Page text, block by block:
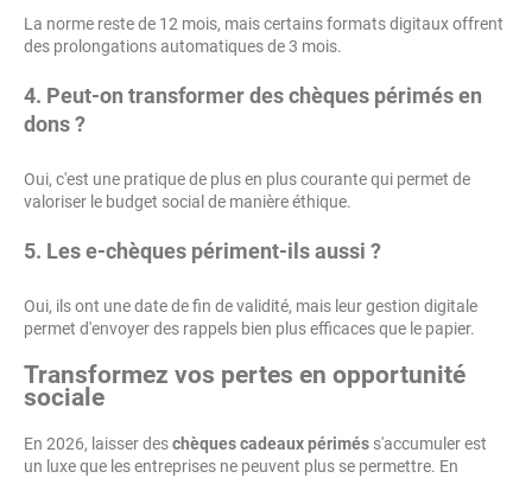
La norme reste de 12 mois, mais certains formats digitaux offrent
des prolongations automatiques de 3 mois.
4. Peut-on transformer des chèques périmés en
dons ?
Oui, c'est une pratique de plus en plus courante qui permet de
valoriser le budget social de manière éthique.
5. Les e-chèques périment-ils aussi ?
Oui, ils ont une date de fin de validité, mais leur gestion digitale
permet d'envoyer des rappels bien plus efficaces que le papier.
Transformez vos pertes en opportunité
sociale
En 2026, laisser deschèques cadeaux périmés s'accumuler est
un luxe que les entreprises ne peuvent plus se permettre. En